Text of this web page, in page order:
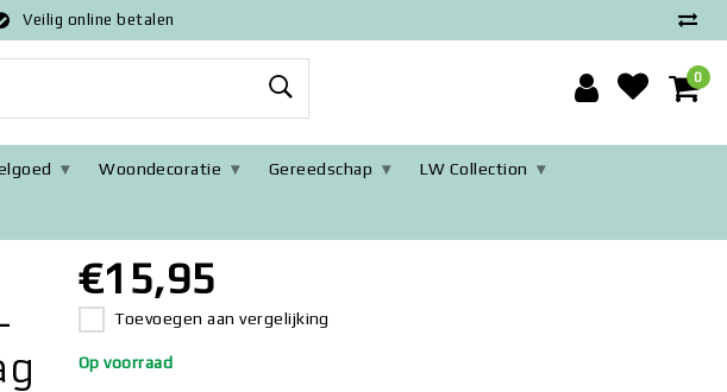
Veilig online betalen
0
Woondecoratie Gereedschap LW Collection
UV Reiniging - 2kg Opslag
€15,95
Toevoegen aan vergelijking
Op voorraad